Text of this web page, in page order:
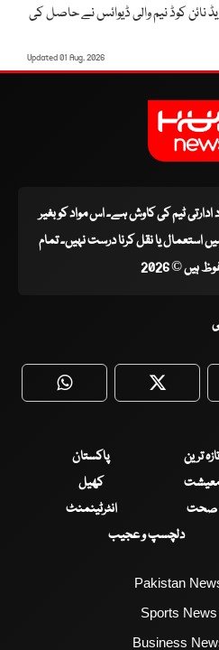
نائن کوڈ نیم والی ڈیوائس نے حاصل کی
Updated 01 Aug, 2026
ادارتی ٹیم کی کاوش ہے۔ اس مواد کو بغیر
یا نقل کرنا درست نہیں۔ تمام
ہیں © 2026
WhatsApp Twitter
تازہ ترین
پاکستان
کھیل
صحت
انٹرٹینمنٹ
دلچسپ و عجیب
Pakistan
Sports
Business